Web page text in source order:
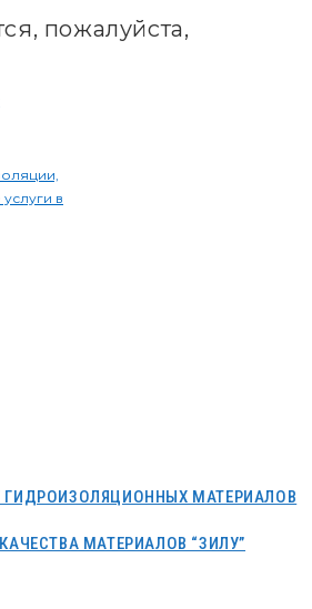
пожалуйста,
ГИДРОИЗОЛЯЦИОННЫХ МАТЕРИАЛОВ
МАТЕРИАЛОВ “ЗИЛУ”